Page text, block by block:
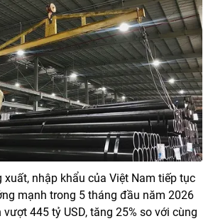
xuất, nhập khẩu của Việt Nam tiếp tục
mạnh trong 5 tháng đầu năm 2026
445 tỷ USD, tăng 25% so với cùng